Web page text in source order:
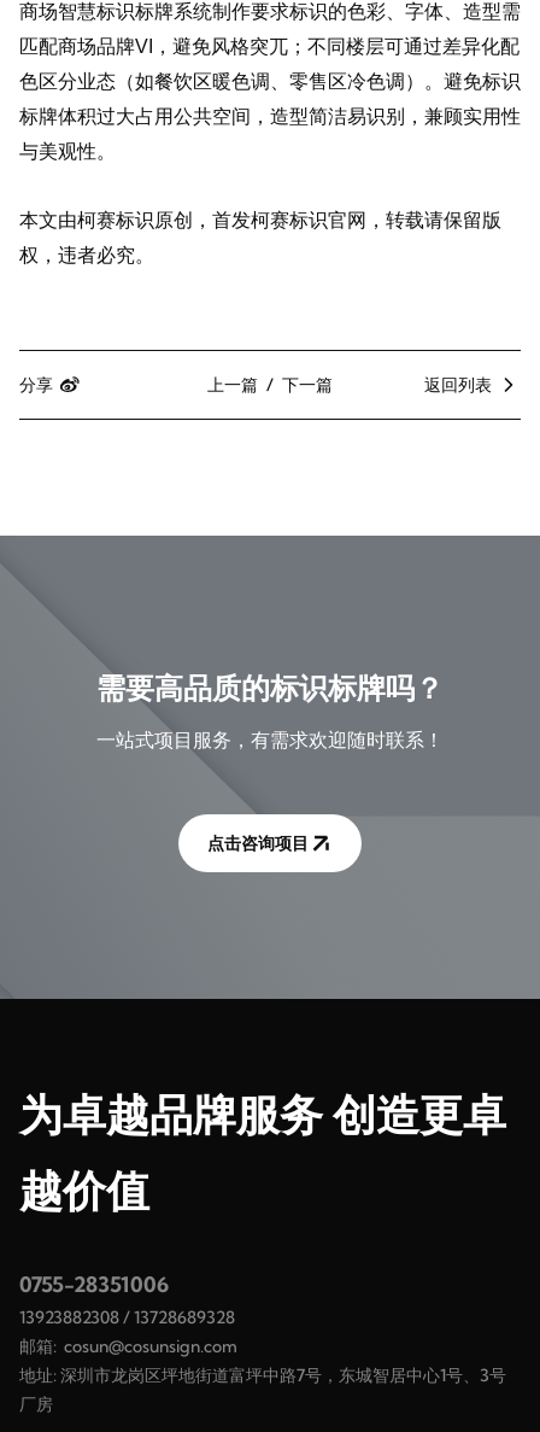
商场智慧标识标牌系统制作要求标识的色彩、字体、造型需
匹配商场品牌VI，避免风格突兀；不同楼层可通过差异化配
色区分业态（如餐饮区暖色调、零售区冷色调）。避免标识
标牌体积过大占用公共空间，造型简洁易识别，兼顾实用性
与美观性。
本文由柯赛标识原创，首发柯赛标识官网，转载请保留版
权，违者必究。
分享 上一篇 下一篇 返回列表
需要高品质的标识标牌吗？
一站式项目服务，有需求欢迎随时联系！
点击咨询项目
为卓越品牌服务 创造更卓
越价值
0755-28351006
13923882308/13728689328
邮箱: cosun@cosunsign.com
地址: 深圳市龙岗区坪地街道富坪中路7号，东城智居中心1号、3号
厂房